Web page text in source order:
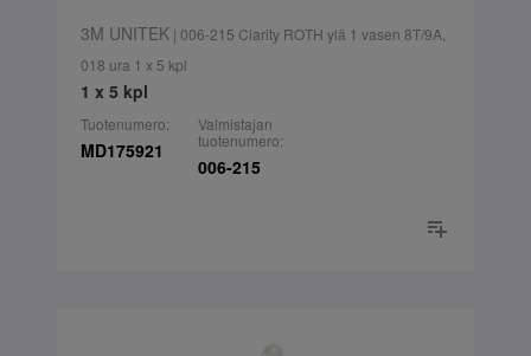
3M UNITEK| 006-215 Clarity ROTH ylä 1 vasen 8T/9A,
018 ura 1 x 5 kpl
1 x 5 kpl
Tuotenumero:
MD175921
Valmistajan
tuotenumero:
006-215